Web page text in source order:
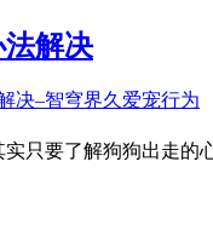
解决
只要了解狗狗出走